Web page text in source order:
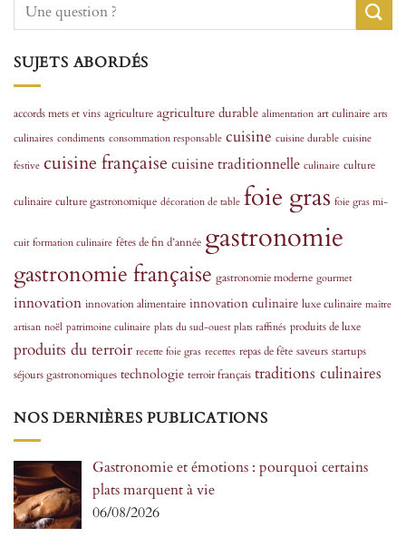
SUJETS ABORDÉS
accords mets et vins agriculture agriculture durable alimentation art culinaire arts
culinaires condiments consommation responsable cuisine cuisine durable cuisine
festive cuisine française cuisine traditionnelle culinaire culture
culinaire culture gastronomique décoration de table foie gras foie gras mi-
cuit formation culinaire fêtes de fin d’année gastronomie
gastronomie française gastronomie moderne gourmet
innovation innovation alimentaire innovation culinaire luxe culinaire maître
artisan noël patrimoine culinaire plats du sud-ouest plats raffinés produits de luxe
produits du terroir recette foie gras recettes repas de fête saveurs startups
séjours gastronomiques technologie terroir français traditions culinaires
NOS DERNIÈRES PUBLICATIONS
Gastronomie et émotions : pourquoi certains
plats marquent à vie
06/08/2026